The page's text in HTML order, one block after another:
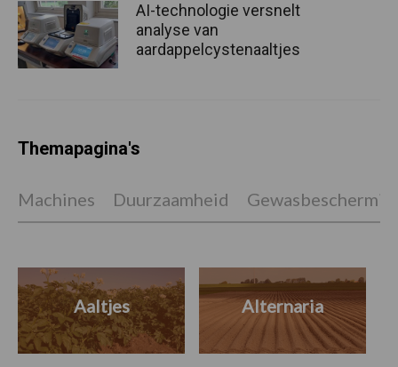
AI-technologie versnelt
analyse van
aardappelcystenaaltjes
Themapagina's
Machines Duurzaamheid
Aaltjes Alternaria